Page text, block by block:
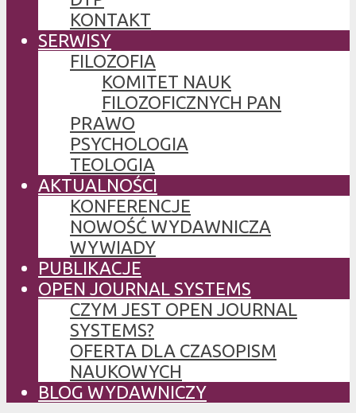
KONTAKT
SERWISY
FILOZOFIA
KOMITET NAUK
FILOZOFICZNYCH PAN
PRAWO
PSYCHOLOGIA
TEOLOGIA
AKTUALNOŚCI
KONFERENCJE
NOWOŚĆ WYDAWNICZA
WYWIADY
PUBLIKACJE
OPEN JOURNAL SYSTEMS
CZYM JEST OPEN JOURNAL
SYSTEMS?
OFERTA DLA CZASOPISM
NAUKOWYCH
BLOG WYDAWNICZY